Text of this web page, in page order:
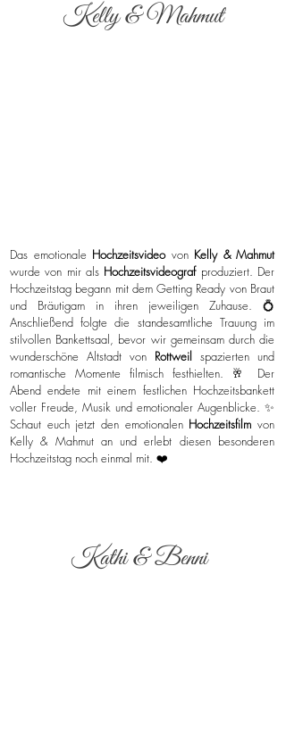
Kelly & Mahmut
Das emotionale Hochzeitsvideovon Kelly & Mahmut
wurde von mir als Hochzeitsvideograf produziert. Der
Hochzeitstag begann mit dem Getting Ready von Braut
und Bräutigam in ihren jeweiligen Zuhause. 💍
Anschließend folgte die standesamtliche Trauung im
stilvollen Bankettsaal, bevor wir gemeinsam durch die
wunderschöne Altstadt von Rottweil spazierten und
romantische Momente filmisch festhielten. 🥂 Der
Abend endete mit einem festlichen Hochzeitsbankett
voller Freude, Musik und emotionaler Augenblicke. ✨
Schaut euch jetzt den emotionalen Hochzeitsfilmvon
Kelly & Mahmut an und erlebt diesen besonderen
Hochzeitstag noch einmal mit. ❤️
Kathi & Benni